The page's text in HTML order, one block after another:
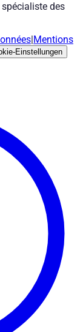
des
Mentions
Einstellungen